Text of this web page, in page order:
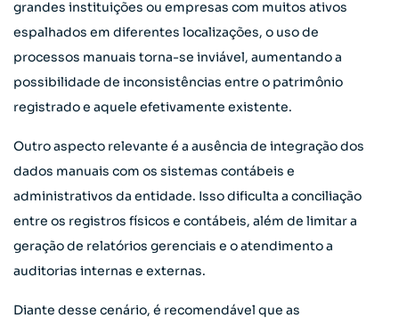
grandes instituições ou empresas com muitos ativos
espalhados em diferentes localizações, o uso de
processos manuais torna-se inviável, aumentando a
possibilidade de inconsistências entre o patrimônio
registrado e aquele efetivamente existente.
Outro aspecto relevante é a ausência de integração dos
dados manuais com os sistemas contábeis e
administrativos da entidade. Isso dificulta a conciliação
entre os registros físicos e contábeis, além de limitar a
geração de relatórios gerenciais e o atendimento a
auditorias internas e externas.
Diante desse cenário, é recomendável que as